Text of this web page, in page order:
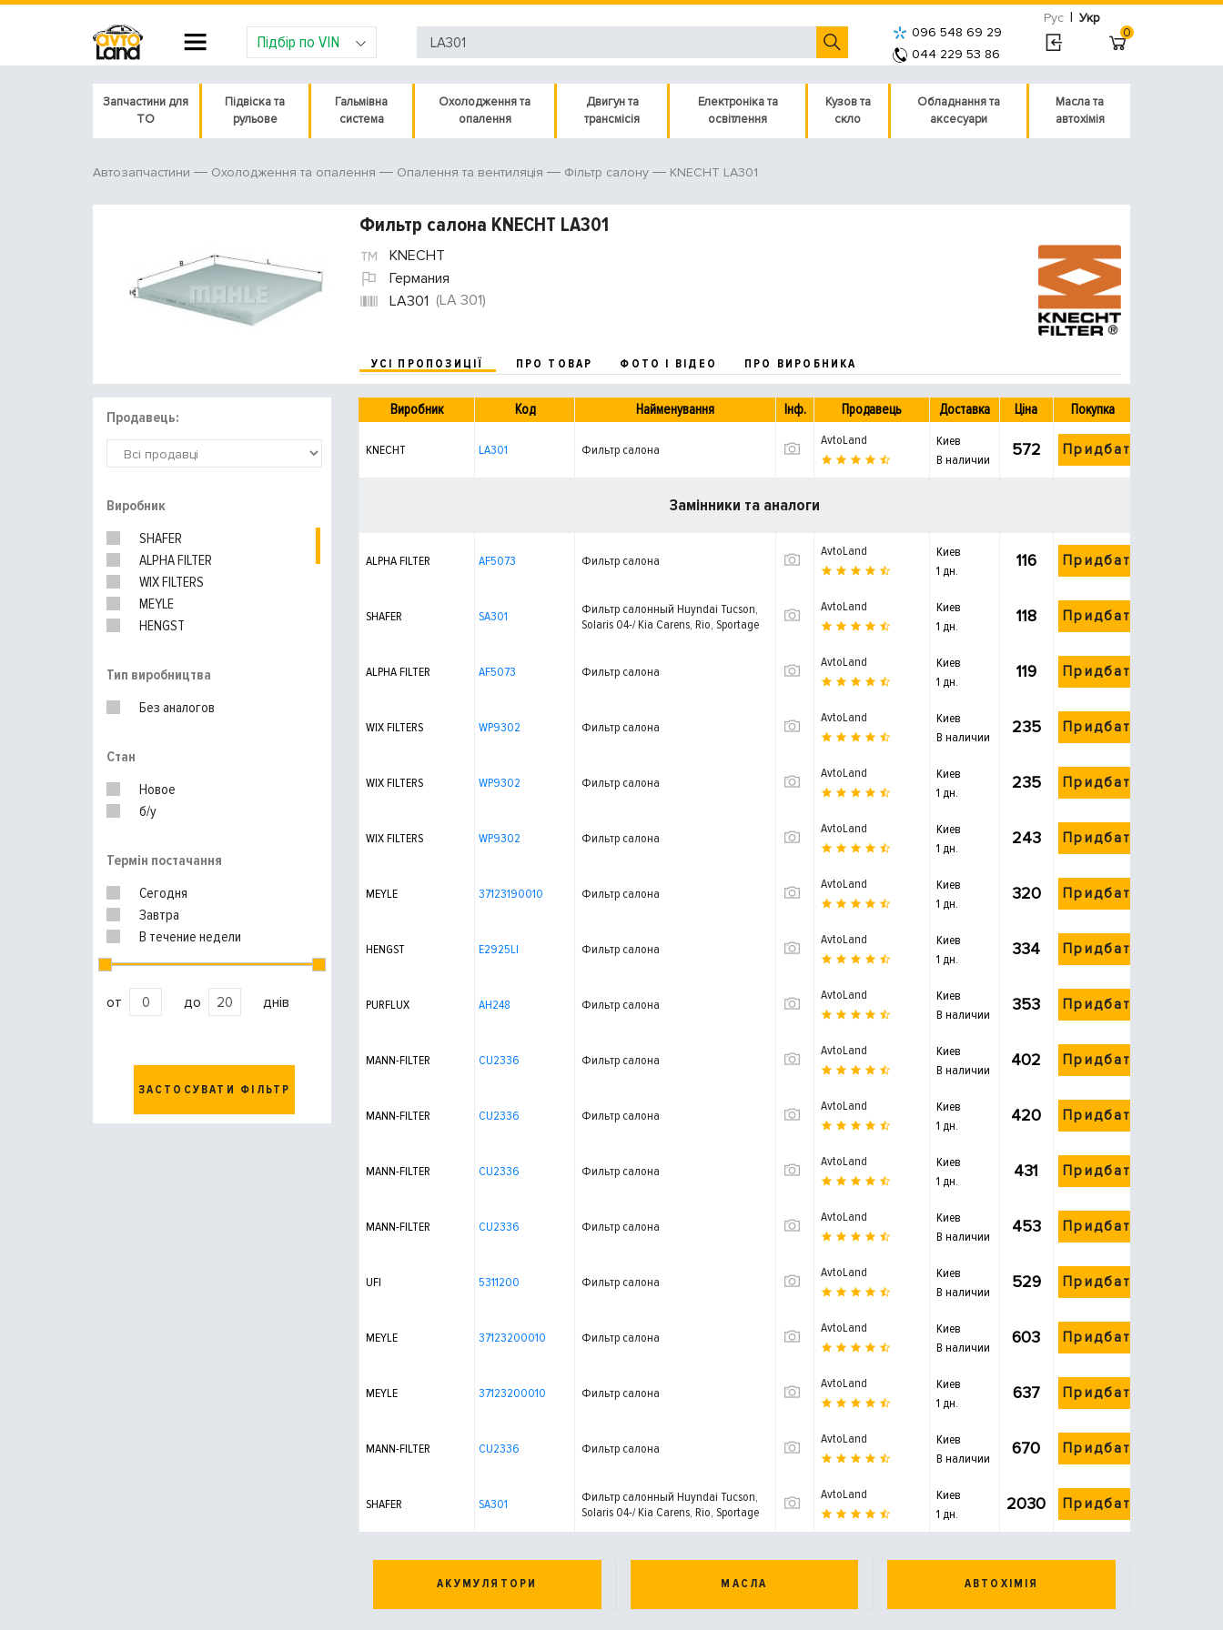
Рус | Укр
Підбір по VIN
096 548 69 29
044 229 53 86
0
Запчастини для
ТО
Підвіска та
рульове
Гальмівна
система
Охолодження та
опалення
Двигун та
трансмісія
Електроніка та
освітлення
Кузов та
скло
Обладнання та
аксесуари
Масла та
автохімія
Автозапчастини Охолодження та опалення Опалення та вентиляція Фільтр салону KNECHT LA301
Фильтр салона KNECHT LA301
KNECHT
Германия
LA301 (LA 301)
УСІ ПРОПОЗИЦІЇ ПРО ТОВАР ФОТО І ВІДЕО ПРО ВИРОБНИКА
Продавець:
Виробник
SHAFER
ALPHA FILTER
WIX FILTERS
MEYLE
HENGST
MANN-FILTER
Тип виробництва
Без аналогов
Стан
Новое
б/у
Термін постачання
Сегодня
Завтра
В течение недели
от до днів
ЗАСТОСУВАТИ ФІЛЬТР
Виробник Код Найменування Інф. Продавець Доставка Ціна Покупка
KNECHT LA301 Фильтр салона
AvtoLand
Киев
В наличии
572 Придбати
Замінники та аналоги
ALPHA FILTER AF5073 Фильтр салона
AvtoLand
Киев
1 дн.
116 Придбати
SHAFER SA301
Фильтр салонный Huyndai Tucson,
Solaris 04-/ Kia Carens, Rio, Sportage
AvtoLand
Киев
1 дн.
118 Придбати
ALPHA FILTER AF5073 Фильтр салона
AvtoLand
Киев
1 дн.
119 Придбати
WIX FILTERS WP9302 Фильтр салона
AvtoLand
Киев
В наличии
235 Придбати
WIX FILTERS WP9302 Фильтр салона
AvtoLand
Киев
1 дн.
235 Придбати
WIX FILTERS WP9302 Фильтр салона
AvtoLand
Киев
1 дн.
243 Придбати
MEYLE 37123190010 Фильтр салона
AvtoLand
Киев
1 дн.
320 Придбати
HENGST E2925LI Фильтр салона
AvtoLand
Киев
1 дн.
334 Придбати
PURFLUX AH248 Фильтр салона
AvtoLand
Киев
В наличии
353 Придбати
MANN-FILTER CU2336 Фильтр салона
AvtoLand
Киев
В наличии
402 Придбати
MANN-FILTER CU2336 Фильтр салона
AvtoLand
Киев
1 дн.
420 Придбати
MANN-FILTER CU2336 Фильтр салона
AvtoLand
Киев
1 дн.
431 Придбати
MANN-FILTER CU2336 Фильтр салона
AvtoLand
Киев
В наличии
453 Придбати
UFI 5311200 Фильтр салона
AvtoLand
Киев
В наличии
529 Придбати
MEYLE 37123200010 Фильтр салона
AvtoLand
Киев
В наличии
603 Придбати
MEYLE 37123200010 Фильтр салона
AvtoLand
Киев
1 дн.
637 Придбати
MANN-FILTER CU2336 Фильтр салона
AvtoLand
Киев
В наличии
670 Придбати
SHAFER SA301
Фильтр салонный Huyndai Tucson,
Solaris 04-/ Kia Carens, Rio, Sportage
AvtoLand
Киев
1 дн.
2030 Придбати
АКУМУЛЯТОРИ МАСЛА АВТОХІМІЯ